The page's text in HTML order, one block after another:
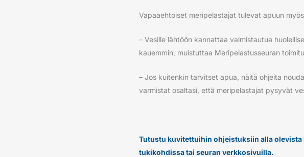
Vapaaehtoiset meripelastajat tulevat apuun
– Vesille lähtöön kannattaa valmistautua
kauemmin, muistuttaa Meripelastusseuran
– Jos kuitenkin tarvitset apua, näitä ohjeita
varmistat osaltasi, että meripelastajat pysyvät
Tutustu kuvitettuihin ohjeistuksiin alla
tukikohdissa tai seuran verkkosivuilla.